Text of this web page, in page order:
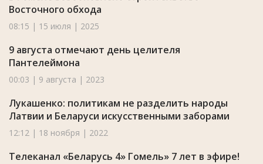
Восточного обхода
08:15 | 15 июля | 2025
9 августа отмечают день целителя
Пантелеймона
00:03 | 9 августа | 2023
Лукашенко: политикам не разделить народы
Латвии и Беларуси искусственными заборами
12:12 | 18 ноября | 2022
Телеканал «Беларусь 4» Гомель» 7 лет в эфире!